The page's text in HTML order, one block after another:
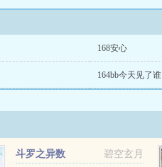
168安心
164bb今天见了谁
碧空玄月
斗罗之异数